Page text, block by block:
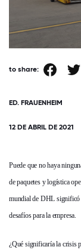
to share:
ED. FRAUENHEIM
12 DE ABRIL DE 2021
Puede que no haya
de paquetes y logística
mundial de DHL significó
desafíos para la empresa.
¿Qué significaría la crisis